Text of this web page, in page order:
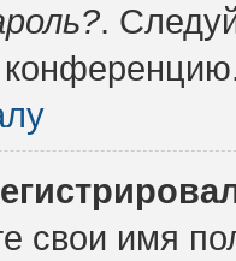
.
свои имя